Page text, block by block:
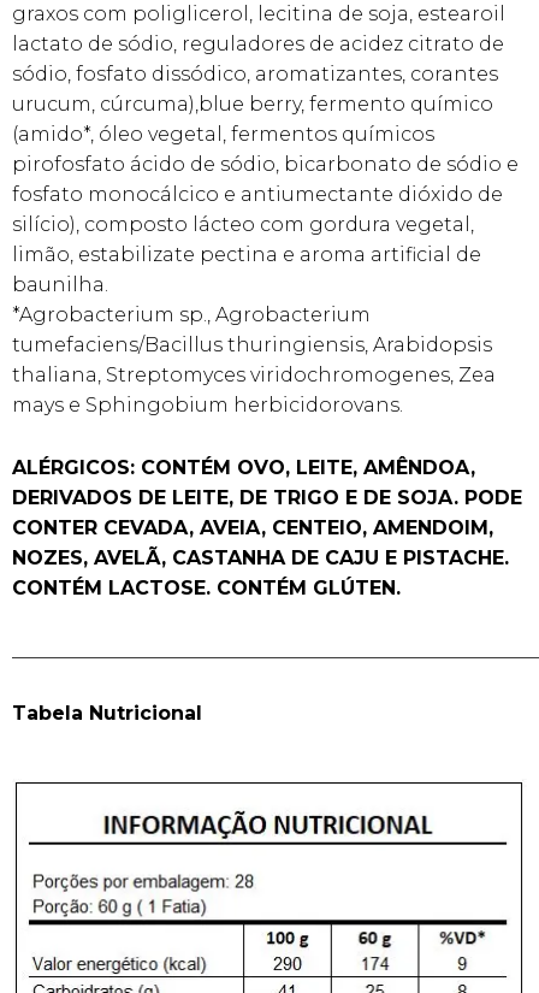
graxos com poliglicerol, lecitina de soja, estearoil
lactato de sódio, reguladores de acidez citrato de
sódio, fosfato dissódico, aromatizantes, corantes
urucum, cúrcuma),blue berry, fermento químico
(amido*, óleo vegetal, fermentos químicos
pirofosfato ácido de sódio, bicarbonato de sódio e
fosfato monocálcico e antiumectante dióxido de
silício), composto lácteo com gordura vegetal,
limão, estabilizate pectina e aroma artificial de
baunilha.
*Agrobacterium sp., Agrobacterium
tumefaciens/Bacillus thuringiensis, Arabidopsis
thaliana, Streptomyces viridochromogenes, Zea
mays e Sphingobium herbicidorovans.
ALÉRGICOS: CONTÉM OVO, LEITE, AMÊNDOA,
DERIVADOS DE LEITE, DE TRIGO E DE SOJA. PODE
CONTER CEVADA, AVEIA, CENTEIO, AMENDOIM,
NOZES, AVELÃ, CASTANHA DE CAJU E PISTACHE.
CONTÉM LACTOSE. CONTÉM GLÚTEN.
Tabela Nutricional